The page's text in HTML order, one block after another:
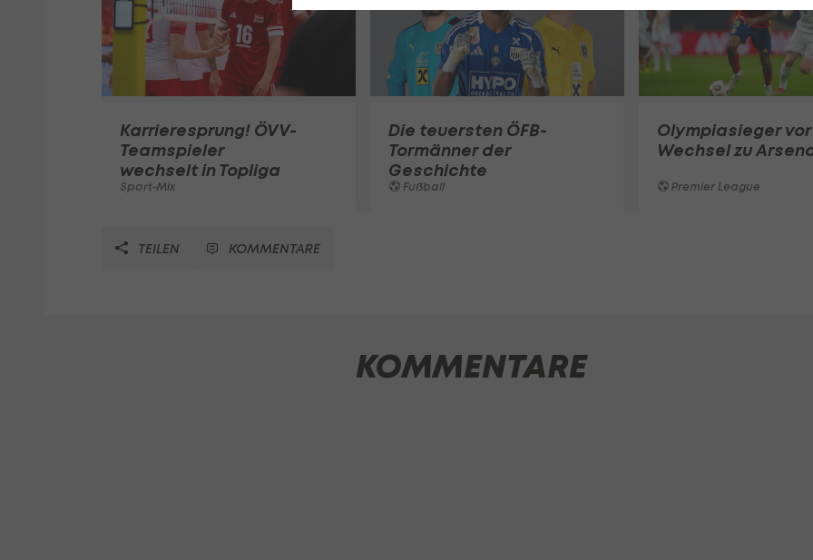
Karrieresprung! ÖVV-
Teamspieler
wechselt in Topliga
Sport-Mix
Die teuersten ÖFB-
Tormänner der
Geschichte
Fußball
Olympiasieger vor
Wechsel zu
Premier League
TEILEN KOMMENTARE
KOMMENTARE